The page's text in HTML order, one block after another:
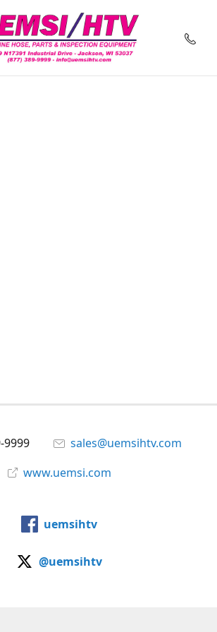
9999
sales@uemsihtv.com
www.uemsi.com
uemsihtv
@uemsihtv